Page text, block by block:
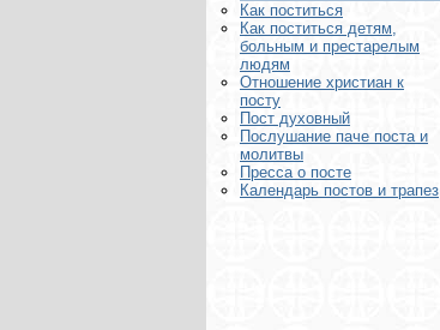
Как поститься
Как поститься детям,
больным и престарелым
людям
Отношение христиан к
посту
Пост духовный
Послушание паче поста и
молитвы
Пресса о посте
Календарь постов и трапез